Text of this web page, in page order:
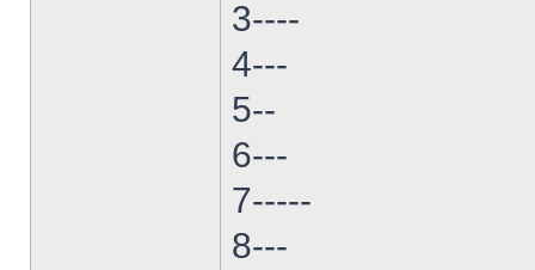
3----
4---
5--
6---
7-----
8---